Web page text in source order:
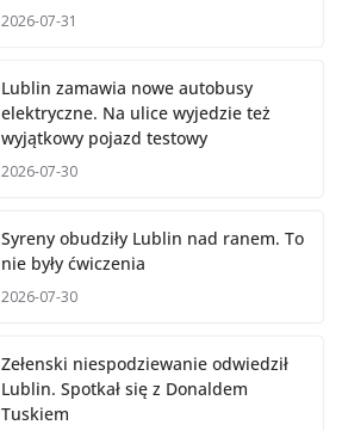
2026-07-31
Lublin zamawia nowe autobusy
elektryczne. Na ulice wyjedzie też
wyjątkowy pojazd testowy
2026-07-30
Syreny obudziły Lublin nad ranem. To
nie były ćwiczenia
2026-07-30
Zełenski niespodziewanie odwiedził
Lublin. Spotkał się z Donaldem
Tuskiem